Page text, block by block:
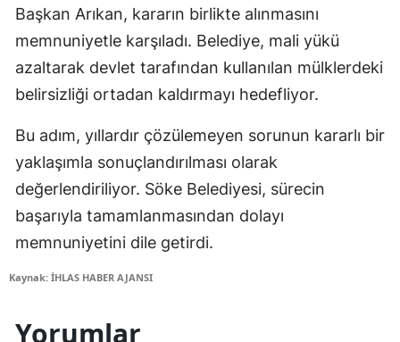
Başkan Arıkan, kararın birlikte alınmasını
memnuniyetle karşıladı. Belediye, mali yükü
azaltarak devlet tarafından kullanılan mülklerdeki
belirsizliği ortadan kaldırmayı hedefliyor.
Bu adım, yıllardır çözülemeyen sorunun kararlı bir
yaklaşımla sonuçlandırılması olarak
değerlendiriliyor. Söke Belediyesi, sürecin
başarıyla tamamlanmasından dolayı
memnuniyetini dile getirdi.
Kaynak: İHLAS HABER AJANSI
Yorumlar